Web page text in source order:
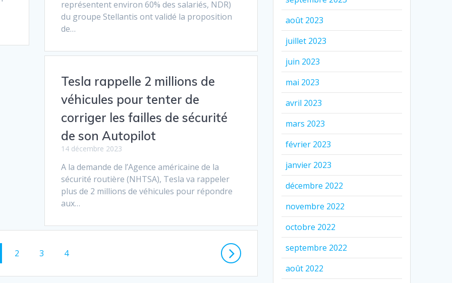
représentent environ 60% des salariés, NDR)
du groupe Stellantis ont validé la proposition
de…
Tesla rappelle 2 millions de
véhicules pour tenter de
corriger les failles de sécurité
de son Autopilot
14 décembre 2023
A la demande de l’Agence américaine de la
sécurité routière (NHTSA), Tesla va rappeler
plus de 2 millions de véhicules pour répondre
aux…
Page
2 Page
3 Page
4
août 2023
juillet 2023
juin 2023
mai 2023
avril 2023
mars 2023
février 2023
janvier 2023
décembre 2022
novembre 2022
octobre 2022
septembre 2022
août 2022